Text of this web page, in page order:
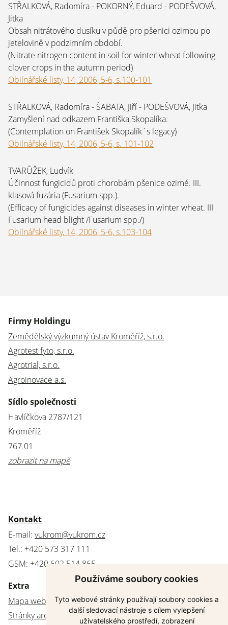
Používáme soubory cookies
Tyto webové stránky používají soubory cookies a
další sledovací nástroje s cílem vylepšení
uživatelského prostředí, zobrazení
STŘALKOVÁ, Radomíra - POKORNÝ, Eduard - PODEŠVOVÁ,
Jitka
Obsah nitrátového dusíku v půdě pro pšenici ozimou po
jetelovině v podzimním období.
(Nitrate nitrogen content in soil for winter wheat following
clover crops in the autumn period)
Obilnářské listy, 14, 2006, 5-6, s.100-101
STŘALKOVÁ, Radomíra - ŠABATA, Jiří - PODEŠVOVÁ, Jitka
Zamyšlení nad odkazem Františka Skopalíka.
(Contemplation on František Skopalík´s legacy)
Obilnářské listy, 14, 2006, 5-6, s. 101-102
TVARŮŽEK, Ludvík
Účinnost fungicidů proti chorobám pšenice ozimé. III.
klasová fuzária (Fusarium spp.).
(Efficacy of fungicides against diseases in winter wheat. III
Fusarium head blight /Fusarium spp./)
Obilnářské listy, 14, 2006, 5-6, s.103-104
Firmy Holdingu
Zemědělský výzkumný ústav Kroměříž, s.r.o.
Agrotest fyto, s.r.o.
Agrotrial, s.r.o.
Agroinovace a.s.
Sídlo společnosti
Havlíčkova 2787/121
Kroměříž
767 01
zobrazit na mapě
Kontakt
E-mail: vukrom@vukrom.cz
Tel.: +420 573 317 111
GSM: +420 602 514 865
Extra
Mapa webu
Stránky archivovány